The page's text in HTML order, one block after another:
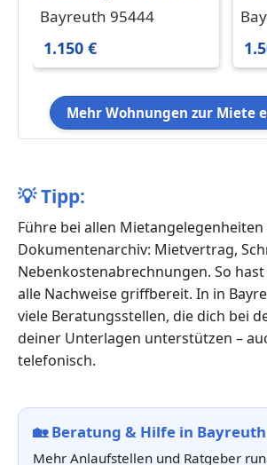
in Bayreuth 1.150 € 84
Bayreuth 95444
1.150 €
in
Mehr Wohnungen zur Miete
💡Tipp:
Führe bei allen Mietangelegenheiten
Dokumentenarchiv: Mietvertrag,
Nebenkostenabrechnungen. So
alle Nachweise griffbereit. In in
viele Beratungsstellen, die dich bei
deiner Unterlagen unterstützen –
telefonisch.
🏡Beratung & Hilfe in Bayreuth
Mehr Anlaufstellen und Ratgeber